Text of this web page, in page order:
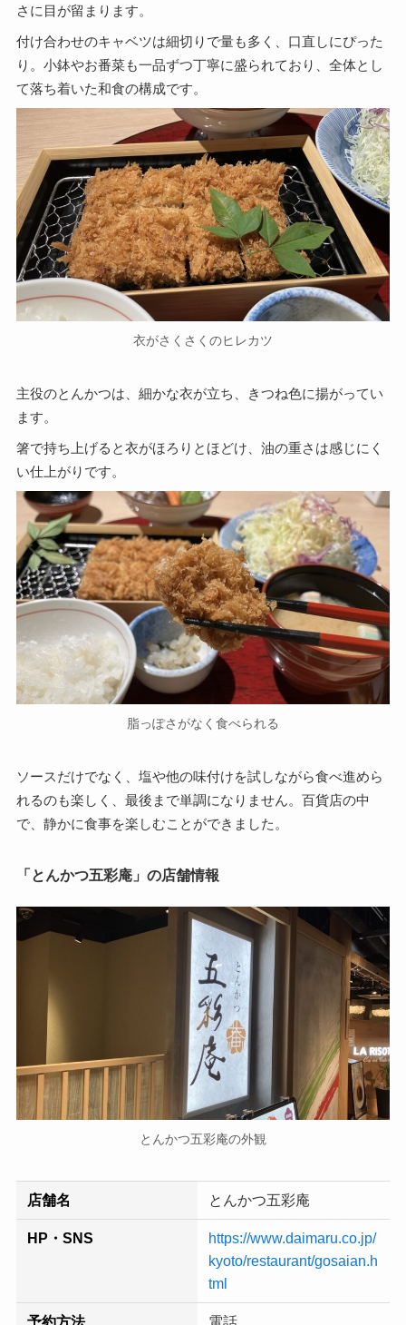
さに目が留まります。
付け合わせのキャベツは細切りで量も多く、口直しにぴった
り。小鉢やお番菜も一品ずつ丁寧に盛られており、全体とし
て落ち着いた和食の構成です。
衣がさくさくのヒレカツ
主役のとんかつは、細かな衣が立ち、きつね色に揚がってい
ます。
箸で持ち上げると衣がほろりとほどけ、油の重さは感じにく
い仕上がりです。
脂っぽさがなく食べられる
ソースだけでなく、塩や他の味付けを試しながら食べ進めら
れるのも楽しく、最後まで単調になりません。百貨店の中
で、静かに食事を楽しむことができました。
「とんかつ五彩庵」の店舗情報
とんかつ五彩庵の外観
店舗名 とんかつ五彩庵
HP・SNS
https://www.daimaru.co.jp/
kyoto/restaurant/gosaian.h
tml
予約方法 電話